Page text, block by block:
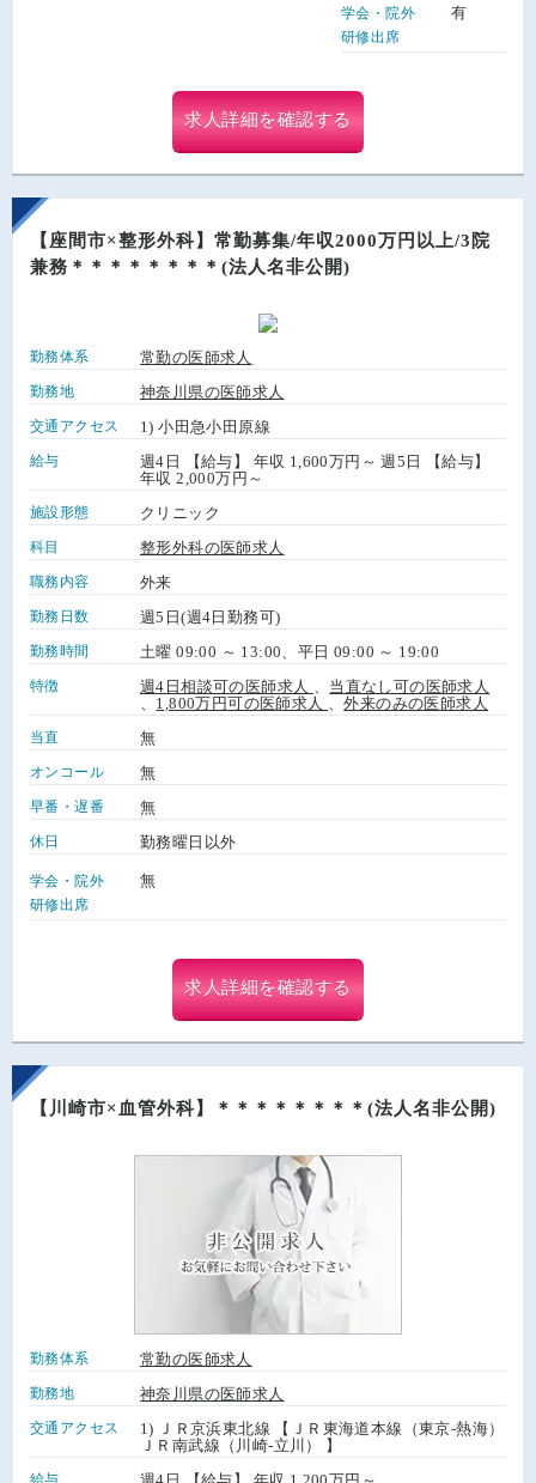
学会・院外
研修出席
有
求人詳細を確認する
【座間市×整形外科】常勤募集/年収2000万円以上/3院
兼務＊＊＊＊＊＊＊＊(法人名非公開)
勤務体系 常勤の医師求人
勤務地 神奈川県の医師求人
交通アクセス 1) 小田急小田原線
給与
週4日 【給与】 年収 1,600万円～ 週5日 【給与】
年収 2,000万円～
施設形態 クリニック
科目 整形外科の医師求人
職務内容 外来
勤務日数 週5日(週4日勤務可)
勤務時間 土曜 09:00 ～ 13:00、平日 09:00 ～ 19:00
特徴 週4日相談可の医師求人
当直なし可の医師求人
1,800万円可の医師求人 、外来のみの医師求人
当直 無
オンコール 無
早番・遅番 無
休日 勤務曜日以外
学会・院外
研修出席
無
求人詳細を確認する
【川崎市×血管外科】＊＊＊＊＊＊＊＊(法人名非公開)
勤務体系 常勤の医師求人
勤務地 神奈川県の医師求人
交通アクセス
1) ＪＲ京浜東北線 【ＪＲ東海道本線（東京-熱海）
ＪＲ南武線（川崎-立川） 】
給与